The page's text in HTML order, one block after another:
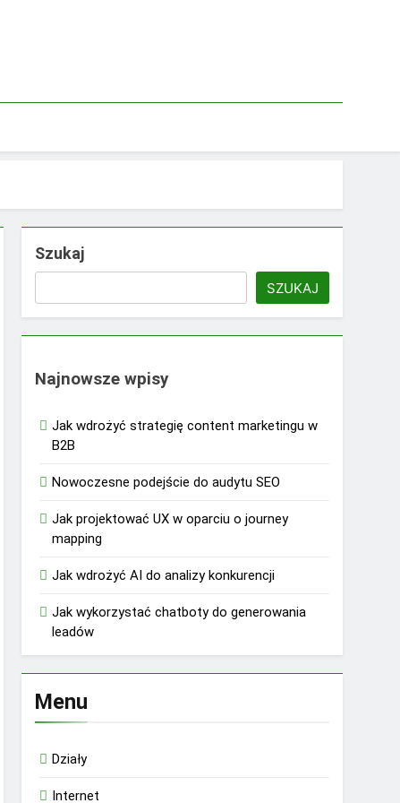
Szukaj
SZUKAJ
Najnowsze wpisy
Jak wdrożyć strategię content marketingu w
B2B
Nowoczesne podejście do audytu SEO
Jak projektować UX w oparciu o journey
mapping
Jak wdrożyć AI do analizy konkurencji
Jak wykorzystać chatboty do generowania
leadów
Menu
Działy
Internet